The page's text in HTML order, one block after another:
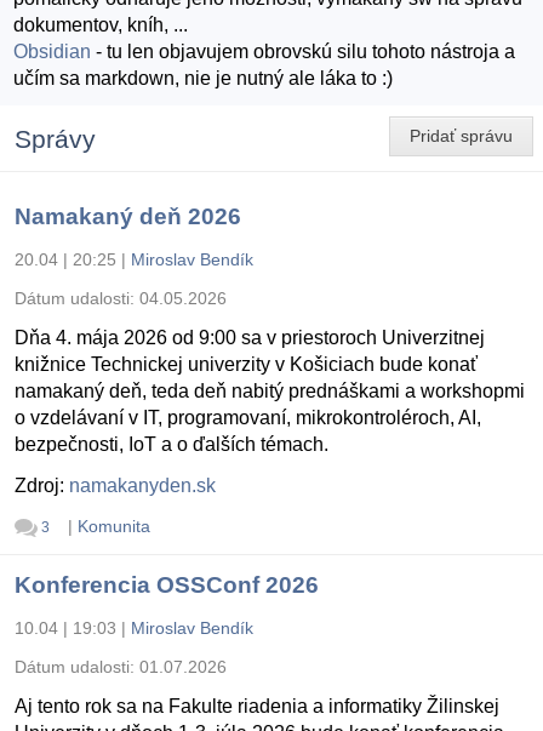
dokumentov, kníh, ...
Obsidian - tu len objavujem obrovskú silu tohoto nástroja a
učím sa markdown, nie je nutný ale láka to :)
Pridať správu
Správy
Namakaný deň 2026
20.04 | 20:25 | Miroslav Bendík
Dátum udalosti: 04.05.2026
Dňa 4. mája 2026 od 9:00 sa v priestoroch Univerzitnej
knižnice Technickej univerzity v Košiciach bude konať
namakaný deň, teda deň nabitý prednáškami a workshopmi
o vzdelávaní v IT, programovaní, mikrokontroléroch, AI,
bezpečnosti, IoT a o ďalších témach.
Zdroj: namakanyden.sk
3 | Komunita
Konferencia OSSConf 2026
10.04 | 19:03 | Miroslav Bendík
Dátum udalosti: 01.07.2026
Aj tento rok sa na Fakulte riadenia a informatiky Žilinskej